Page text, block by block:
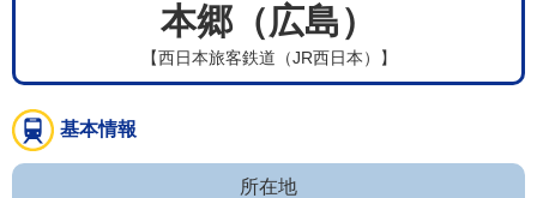
本郷（広島）
【西日本旅客鉄道（JR西日本）】
基本情報
所在地